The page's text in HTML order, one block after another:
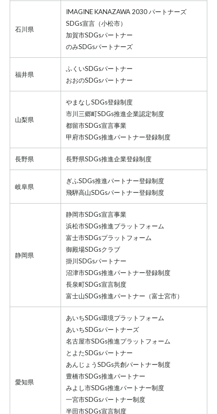
石川県
IMAGINE KANAZAWA 2030 パートナーズ
SDGs宣言 （小松市）
加賀市SDGsパートナー
のみSDGsパートナーズ
福井県
ふくいSDGsパートナー
おおのSDGsパートナー
山梨県
やまなしSDGs登録制度
市川三郷町SDGs推進企業認定制度
都留市SDGs宣言事業
甲府市SDGs推進パートナー登録制度
長野県 長野県SDGs推進企業登録制度
岐阜県
ぎふSDGs推進パートナー登録制度
飛騨高山SDGsパートナー登録制度
静岡県
静岡市SDGs宣言事業
浜松市SDGs推進プラットフォーム
富士市SDGsプラットフォーム
御殿場SDGsクラブ
掛川SDGsパートナー
沼津市SDGs推進パートナー登録制度
長泉町SDGs宣言制度
富士山SDGs推進パートナー （富士宮市）
愛知県
あいちSDGs環境プラットフォーム
あいちSDGsパートナーズ
名古屋市SDGs推進プラットフォーム
とよたSDGsパートナー
あんじょうSDGs共創パートナー制度
豊橋市SDGs推進パートナー
みよし市SDGs推進パートナー制度
一宮市SDGsパートナー制度
半田市SDGs宣言制度